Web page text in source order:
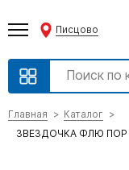
Писцово
Главная
Каталог
ЗВЕЗДОЧКА ФЛЮ ПОР